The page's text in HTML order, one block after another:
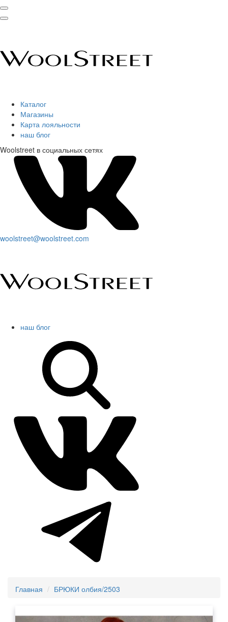
Каталог
Магазины
Карта лояльности
наш блог
Woolstreet в социальных сетях
woolstreet@woolstreet.com
наш блог
Главная БРЮКИ олбия/2503